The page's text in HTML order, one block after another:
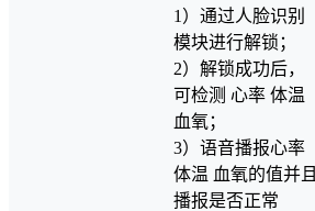
1）通过人脸识别
模块进行解锁；
2）解锁成功后，
可检测 心率 体温
血氧；
3）语音播报心率
体温 血氧的值并且
播报是否正常